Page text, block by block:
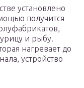
установлено
получится
и рыбу.
нагревает до
устройство